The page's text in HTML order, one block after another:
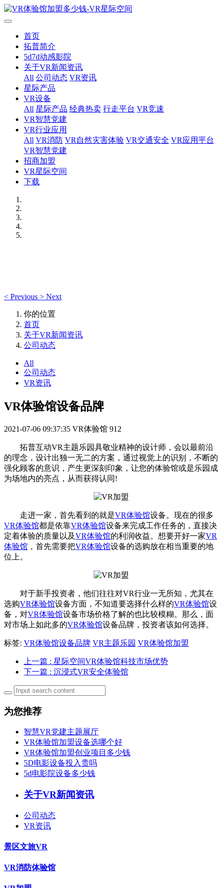
首页
拓普简介
5d7d动感影院
关于VR新闻资讯
All 公司动态 VR资讯
星际产品
VR设备
All 星际产品 经典热卖 行走平台 VR竞速
VR智慧党建
VR行业应用
All VR消防 VR自然灾害体验 VR交通安全 VR应用平台
VR智慧党建
招商加盟
VR星际空间
下载
< Previous > Next
你的位置
首页
关于VR新闻资讯
公司动态
All
公司动态
VR资讯
VR体验馆设备品牌
2021-07-06 09:37:35 VR体验馆 912
拓普互动VR主题乐园具敬业精神的设计师，会以最前沿
的理念，设计出独一无二的方案，通过视觉上的识别，不断的
强化顾客的意识，产生更深刻印象，让您的体验馆或是乐园成
为场地内的亮点，从而获得认同!
走进一家，首先看到的就是VR体验馆设备。现在的很多
VR体验馆都是依靠VR体验馆设备来完成工作任务的，直接决
定着体验的质量以及VR体验馆的利润收益。想要开好一家VR
体验馆 ，首先需要把VR体验馆设备的选购放在相当重要的地
位上。
对于新手投资者，他们往往对VR行业一无所知，尤其在
选购VR体验馆设备方面，不知道要选择什么样的VR体验馆设
备，对VR体验馆设备市场价格了解的也比较模糊。那么，面
对市场上如此多的VR体验馆设备品牌，投资者该如何选择。
标签: VR体验馆设备品牌 VR主题乐园 VR体验馆加盟
上一篇 : 星际空间VR体验馆科技市场优势
下一篇 : 沉浸式VR安全体验馆
为您推荐
智慧VR党建主题展厅
VR体验馆加盟设备选哪个好
VR体验馆加盟创业项目多少钱
5D电影设备投入贵吗
5d电影院设备多少钱
关于VR新闻资讯
公司动态
VR资讯
景区文旅VR
VR消防体验馆